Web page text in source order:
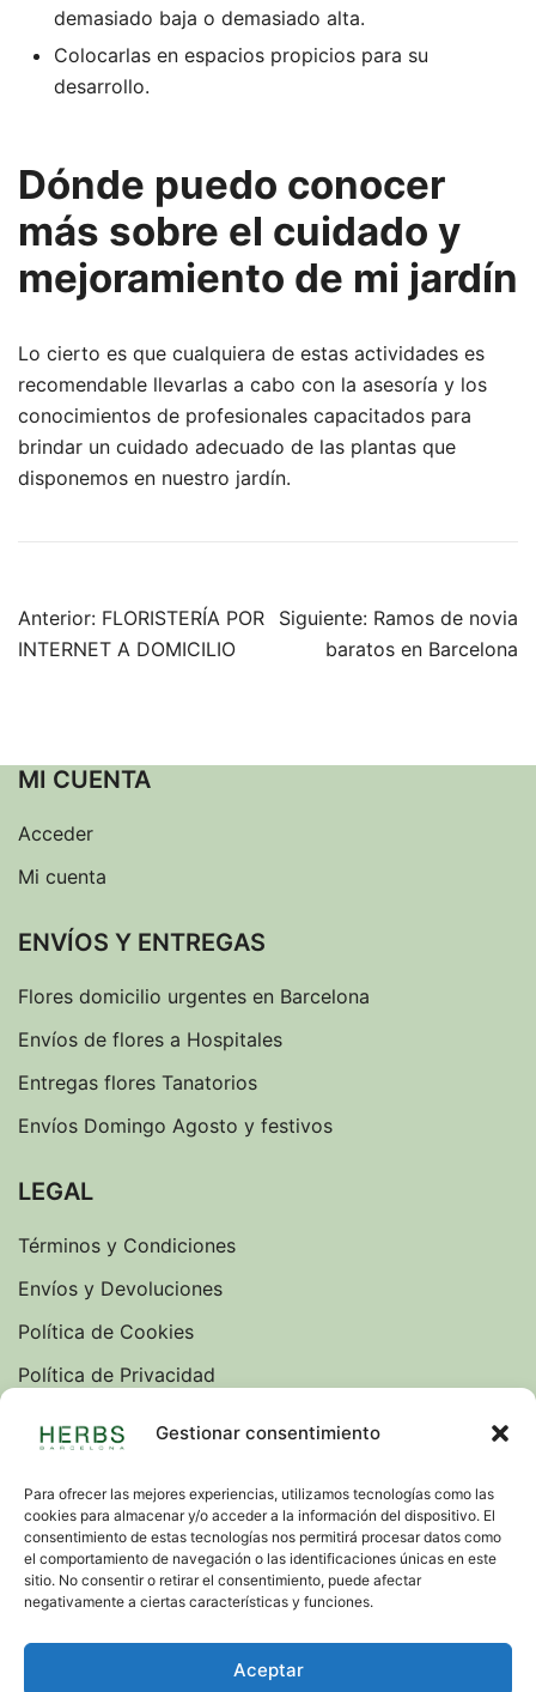
Gestionar consentimiento
Para ofrecer las mejores experiencias, utilizamos tecnologías como las
cookies para almacenar y/o acceder a la información del dispositivo. El
consentimiento de estas tecnologías nos permitirá procesar datos como
el comportamiento de navegación o las identificaciones únicas en este
sitio. No consentir o retirar el consentimiento, puede afectar
negativamente a ciertas características y funciones.
Aceptar
demasiado baja o demasiado alta.
Colocarlas en espacios propicios para su
desarrollo.
Dónde puedo conocer
más sobre el cuidado y
mejoramiento de mi jardín
Lo cierto es que cualquiera de estas actividades es
recomendable llevarlas a cabo con la asesoría y los
conocimientos de profesionales capacitados para
brindar un cuidado adecuado de las plantas que
disponemos en nuestro jardín.
Navegación
de
Anterior: FLORISTERÍA POR
INTERNET A DOMICILIO
Siguiente: Ramos de novia
baratos en Barcelona
MI CUENTA
Acceder
Mi cuenta
ENVÍOS Y ENTREGAS
Flores domicilio urgentes en Barcelona
Envíos de flores a Hospitales
Entregas flores Tanatorios
Envíos Domingo Agosto y festivos
LEGAL
Términos y Condiciones
Envíos y Devoluciones
Política de Cookies
Política de Privacidad
IDIOMAS
VERSION INGLESA
© 2026. Todos los derechos reservados. Carrer de
Balmes, 171, 08006 Barcelona. info@herbs.es. (+34)